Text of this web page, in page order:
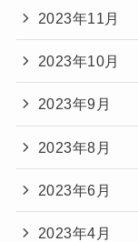
2023年11月
2023年10月
2023年9月
2023年8月
2023年6月
2023年4月